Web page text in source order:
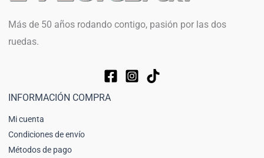
Más de 50 años rodando contigo, pasión por las dos
ruedas.
INFORMACIÓN COMPRA
Mi cuenta
Condiciones de envío
Métodos de pago